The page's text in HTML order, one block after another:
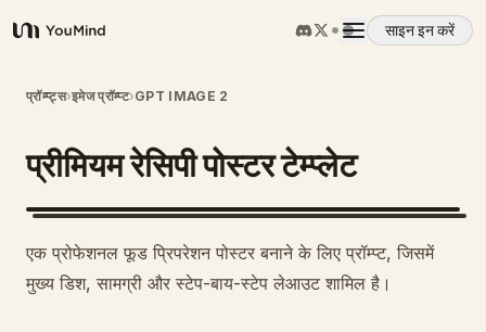
YouMind
साइन इन करें
अवलोकन
उपयोग के मामले
प्रॉम्प्ट्स›इमेज प्रॉम्प्ट›GPT IMAGE 2
प्रीमियम रेसिपी पोस्टर टेम्प्लेट
एक प्रोफेशनल फूड प्रिपरेशन पोस्टर बनाने के लिए प्रॉम्प्ट, जिसमें
मुख्य डिश, सामग्री और स्टेप-बाय-स्टेप लेआउट शामिल है।